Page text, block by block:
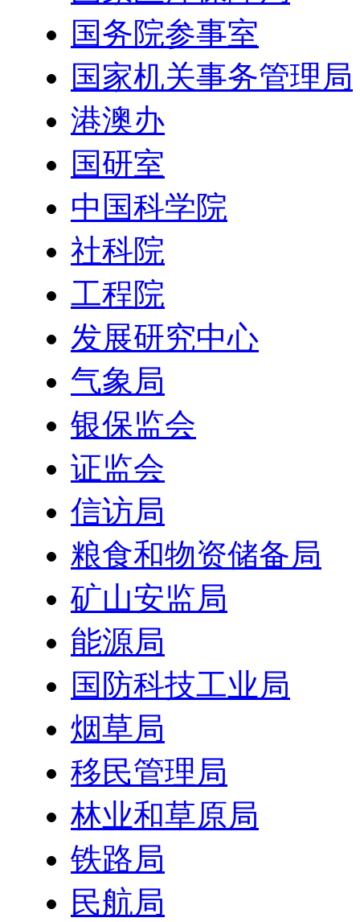
国务院参事室
国家机关事务管理局
港澳办
国研室
中国科学院
社科院
工程院
发展研究中心
气象局
银保监会
证监会
信访局
粮食和物资储备局
矿山安监局
能源局
国防科技工业局
烟草局
移民管理局
林业和草原局
铁路局
民航局